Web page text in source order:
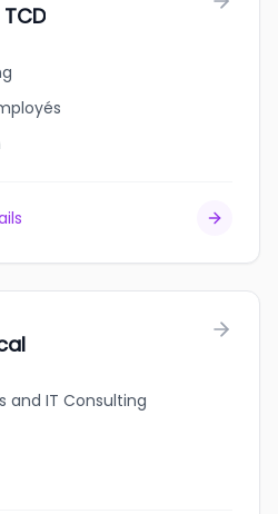
and IT Consulting